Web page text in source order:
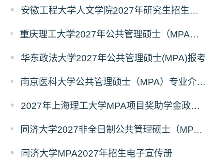
安徽工程大学人文学院2027年研究生招生简章
重庆理工大学2027年公共管理硕士（MPA）专业学位研究生（双证）报考
华东政法大学2027年公共管理硕士(MPA)报考
南京医科大学公共管理硕士（MPA）专业介绍（2027年）
2027年上海理工大学MPA项目奖助学金政策发布
同济大学2027非全日制公共管理硕士（MPA）奖学金方案
同济大学MPA2027年招生电子宣传册